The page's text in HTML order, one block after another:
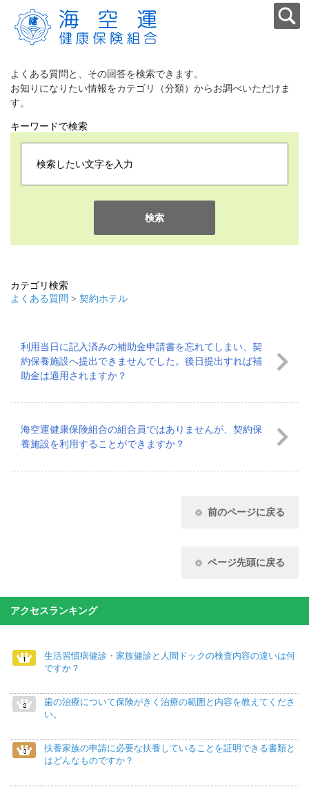
よくある質問と、その回答を検索できます。
お知りになりたい情報をカテゴリ（分類）からお調べいただけま
す。
キーワードで検索
検索
カテゴリ検索
よくある質問 > 契約ホテル
利用当日に記入済みの補助金申請書を忘れてしまい、契
約保養施設へ提出できませんでした。後日提出すれば補
助金は適用されますか？
海空運健康保険組合の組合員ではありませんが、契約保
養施設を利用することができますか？
前のページに戻る
ページ先頭に戻る
アクセスランキング
生活習慣病健診・家族健診と人間ドックの検査内容の違いは何
ですか？
歯の治療について保険がきく治療の範囲と内容を教えてくださ
い。
扶養家族の申請に必要な扶養していることを証明できる書類と
はどんなものですか？